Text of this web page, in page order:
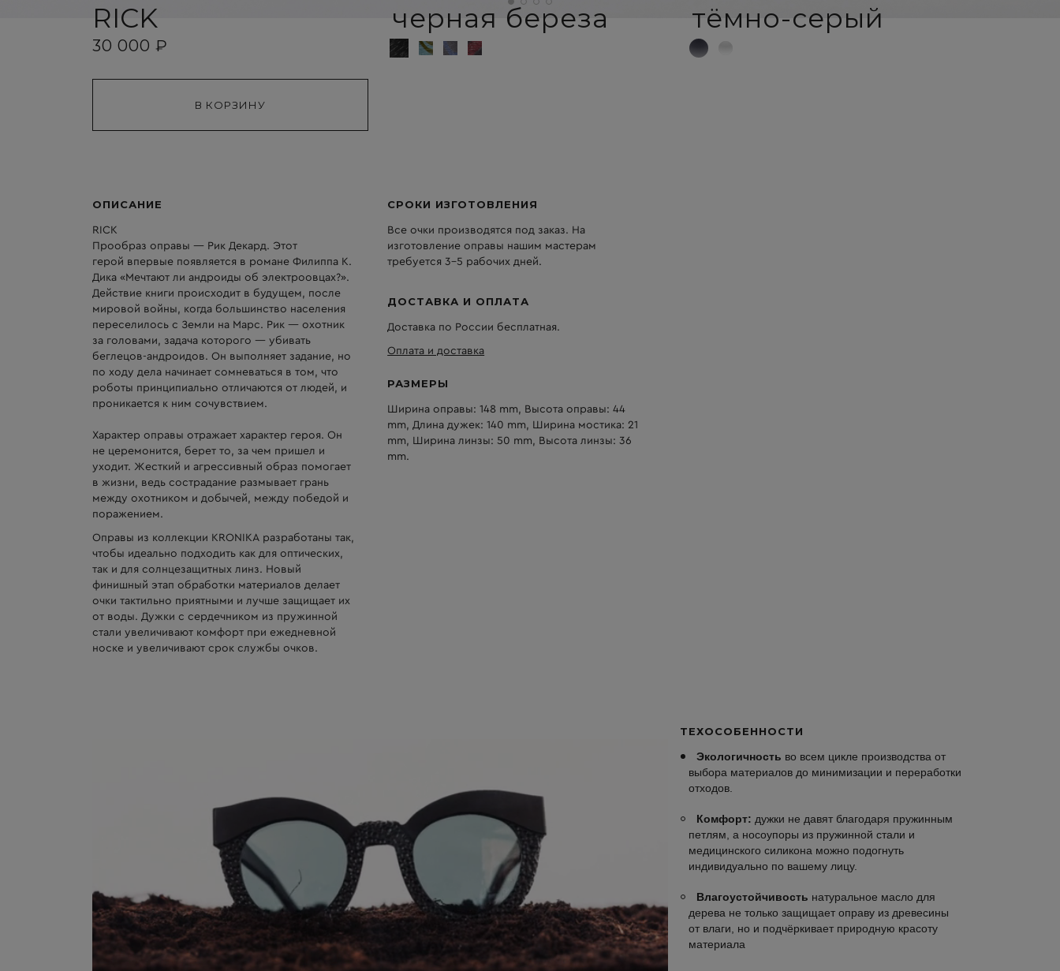
RICK
30 000 ₽
черная береза тёмно-серый
ОПИСАНИЕ
RICK
Прообраз оправы — Рик Декард. Этот
герой впервые появляется в романе Филиппа К.
Дика «Мечтают ли андроиды об электроовцах?».
Действие книги происходит в будущем, после
мировой войны, когда большинство населения
переселилось с Земли на Марс. Рик — охотник
за головами, задача которого — убивать
беглецов-андроидов. Он выполняет задание, но
по ходу дела начинает сомневаться в том, что
роботы принципиально отличаются от людей, и
проникается к ним сочувствием.
Характер оправы отражает характер героя. Он
не церемонится, берет то, за чем пришел и
уходит. Жесткий и агрессивный образ помогает
в жизни, ведь сострадание размывает грань
между охотником и добычей, между победой и
поражением.
Оправы из коллекции KRONIKA разработаны так,
чтобы идеально подходить как для оптических,
так и для солнцезащитных линз. Новый
финишный этап обработки материалов делает
очки тактильно приятными и лучше защищает их
от воды. Дужки с сердечником из пружинной
стали увеличивают комфорт при ежедневной
носке и увеличивают срок службы очков.
СРОКИ ИЗГОТОВЛЕНИЯ
Все очки производятся под заказ. На
изготовление оправы нашим мастерам
требуется 3-5 рабочих дней.
ДОСТАВКА И ОПЛАТА
Доставка по России бесплатная.
Оплата и доставка
РАЗМЕРЫ
Ширина оправы: 148 mm, Высота оправы: 44
mm, Длина дужек: 140 mm, Ширина мостика: 21
mm, Ширина линзы: 50 mm, Высота линзы: 36
mm.
ТЕХОСОБЕННОСТИ
Экологичность во всем цикле производства от
выбора материалов до минимизации и переработки
отходов.
Комфорт: дужки не давят благодаря пружинным
петлям, а носоупоры из пружинной стали и
медицинского силикона можно подогнуть
индивидуально по вашему лицу.
Влагоустойчивость натуральное масло для
дерева не только защищает оправу из древесины
от влаги, но и подчёркивает природную красоту
материала